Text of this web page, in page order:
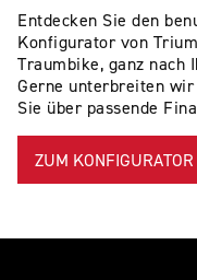
Entdecken Sie den
Konfigurator von
Traumbike, ganz nach
Gerne unterbreiten
Sie über passende
ZUM KONFIGURATOR